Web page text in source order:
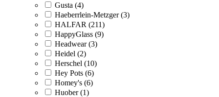
Gusta (4)
Haeberrlein-Metzger (3)
HALFAR (211)
HappyGlass (9)
Headwear (3)
Heidel (2)
Herschel (10)
Hey Pots (6)
Homey's (6)
Huober (1)